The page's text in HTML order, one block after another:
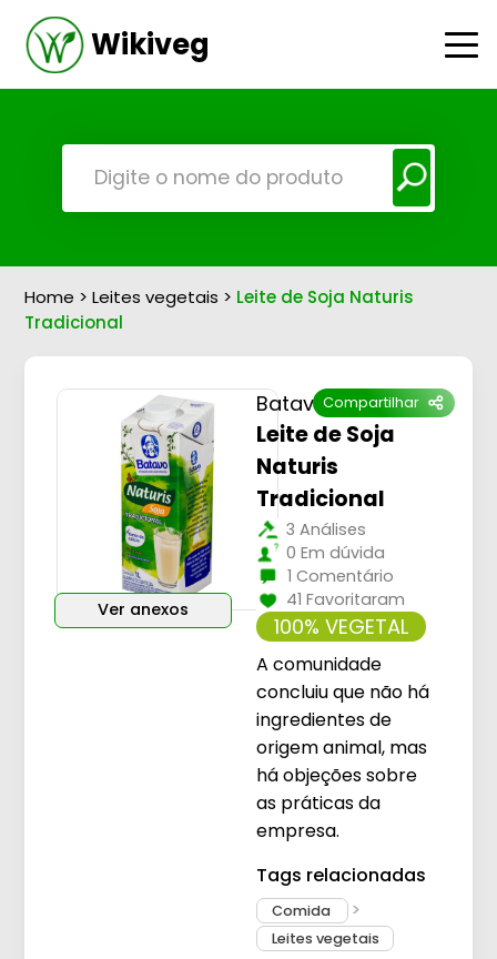
Wikiveg
Home >Leites vegetais > Leite de Soja Naturis
Tradicional
Compartilhar
Ver anexos
Batavo
Leite de Soja
Naturis
Tradicional
3 Análises
0 Em dúvida
1 Comentário
41 Favoritaram
100% VEGETAL
A comunidade
concluiu que não há
ingredientes de
origem animal, mas
há objeções sobre
as práticas da
empresa.
Tags relacionadas
Comida
Leites vegetais